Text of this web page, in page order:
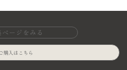
ページをみる
ご購入はこちら